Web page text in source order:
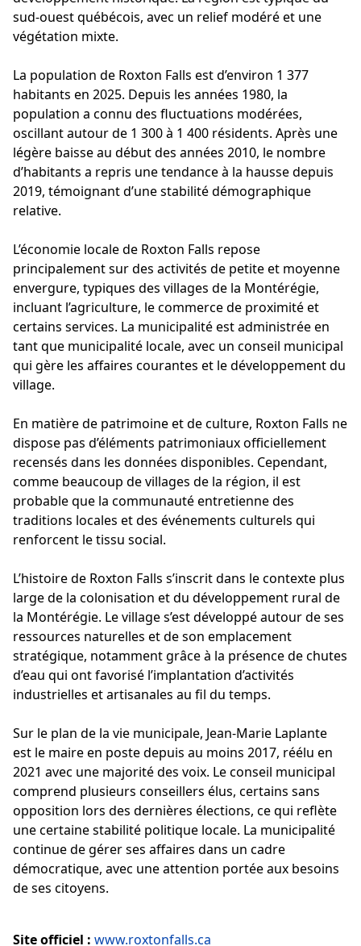
sud-ouest québécois, avec un relief modéré et une
végétation mixte.
La population de Roxton Falls est d’environ 1 377
habitants en 2025. Depuis les années 1980, la
population a connu des fluctuations modérées,
oscillant autour de 1 300 à 1 400 résidents. Après une
légère baisse au début des années 2010, le nombre
d’habitants a repris une tendance à la hausse depuis
2019, témoignant d’une stabilité démographique
relative.
L’économie locale de Roxton Falls repose
principalement sur des activités de petite et moyenne
envergure, typiques des villages de la Montérégie,
incluant l’agriculture, le commerce de proximité et
certains services. La municipalité est administrée en
tant que municipalité locale, avec un conseil municipal
qui gère les affaires courantes et le développement du
village.
En matière de patrimoine et de culture, Roxton Falls ne
dispose pas d’éléments patrimoniaux officiellement
recensés dans les données disponibles. Cependant,
comme beaucoup de villages de la région, il est
probable que la communauté entretienne des
traditions locales et des événements culturels qui
renforcent le tissu social.
L’histoire de Roxton Falls s’inscrit dans le contexte plus
large de la colonisation et du développement rural de
la Montérégie. Le village s’est développé autour de ses
ressources naturelles et de son emplacement
stratégique, notamment grâce à la présence de chutes
d’eau qui ont favorisé l’implantation d’activités
industrielles et artisanales au fil du temps.
Sur le plan de la vie municipale, Jean-Marie Laplante
est le maire en poste depuis au moins 2017, réélu en
2021 avec une majorité des voix. Le conseil municipal
comprend plusieurs conseillers élus, certains sans
opposition lors des dernières élections, ce qui reflète
une certaine stabilité politique locale. La municipalité
continue de gérer ses affaires dans un cadre
démocratique, avec une attention portée aux besoins
de ses citoyens.
Site officiel : www.roxtonfalls.ca